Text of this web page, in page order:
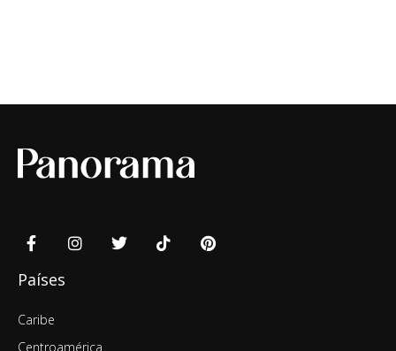
Países
Caribe
Centroamérica